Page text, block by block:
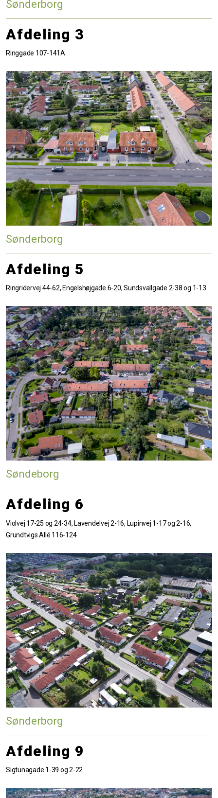
Sønderborg
Afdeling 3
Ringgade 107-141A
Sønderborg
Afdeling 5
Ringridervej 44-62, Engelshøjgade 6-20, Sundsvallgade 2-38 og 1-13
Søndeborg
Afdeling 6
Violvej 17-25 og 24-34, Lavendelvej 2-16, Lupinvej 1-17 og 2-16,
Grundtvigs Allé 116-124
Sønderborg
Afdeling 9
Sigtunagade 1-39 og 2-22